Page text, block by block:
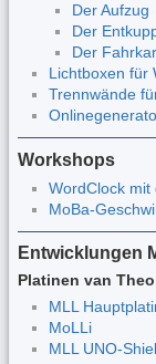
Der Aufzug
Der
Der
Lichtboxen für
Trennwände
Workshops
WordClock
MoBa-
Entwicklungen
Platinen van Theo
MLL
MoLLi
MLL UNO-